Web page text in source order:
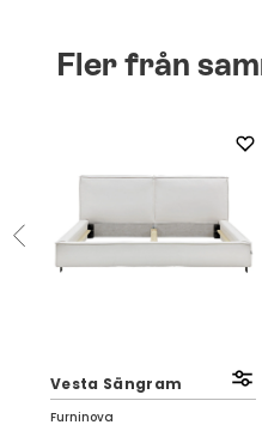
Fler från
Vesta Sängram
Furninova